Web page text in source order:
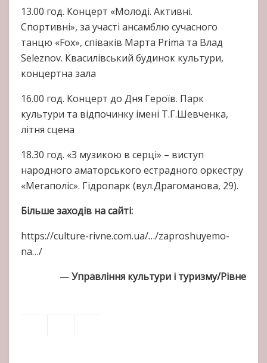
13.00 год. Концерт «Молоді. Активні.
Спортивні», за участі ансамблю сучасного
танцю «Fox», співаків Марта Prima та Влад
Seleznov. Квасилівський будинок культури,
концертна зала
16.00 год. Концерт до Дня Героїв. Парк
культури та відпочинку імені Т.Г.Шевченка,
літня сцена
18.30 год. «З музикою в серці» – виступ
народного аматорського естрадного оркестру
«Мегаполіс». Гідропарк (вул.Драгоманова, 29).
Більше заходів на сайті:
https://culture-rivne.com.ua/…/zaproshuyemo-
na…/
—Управління культури і туризму/Рівне